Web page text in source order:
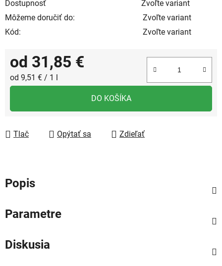
Dostupnosť
Zvoľte variant
Môžeme doručiť do:
Zvoľte variant
Kód:
Zvoľte variant
od 31,85 €
Jednotková cena:
od 9,51 € / 1 l
DO KOŠÍKA
Tlač Opýtať sa Zdieľať
Popis
Parametre
Diskusia